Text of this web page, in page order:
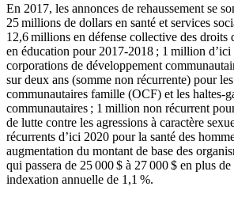
En 2017, les annonces de rehaussement se
25 millions de dollars en santé et services
12,6 millions en défense collective des droits
en éducation pour 2017-2018 ; 1 million
corporations de développement
sur deux ans (somme non récurrente) pour
communautaires famille (OCF) et les haltes-
communautaires ; 1 million non récurrent
de lutte contre les agressions à caractère
récurrents d’ici 2020 pour la santé des
augmentation du montant de base des
qui passera de 25 000 $ à 27 000 $ en plus de
indexation annuelle de 1,1 %.